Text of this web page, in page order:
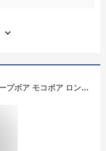
2タイプから選べる 着る毛布 大きいサイズ シープボア モコボア ロングガウン ガウン シャギー レディース 可愛い メンズ 男女兼用 部屋着 ルームウエア マタニティ メンズファッション ワンマイルウェア 前開き 大きいサイズ かわいい おしゃれ 寝る ふわもこ